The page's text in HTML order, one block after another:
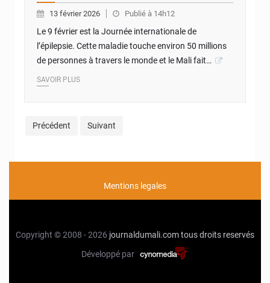
13 février 2026 Publié à 14h12
Le 9 février est la Journée internationale de
l’épilepsie. Cette maladie touche environ 50 millions
de personnes à travers le monde et le Mali fait…
SAVOIR PLUS
Précédent Suivant
Mentions legales
Copyright © 2008 - 2026 journaldumali.comtous droits reservés
Développé par